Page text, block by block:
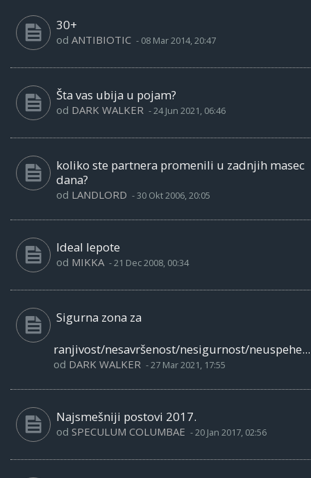
30+
od ANTIBIOTIC - 08 Mar 2014, 20:47
Šta vas ubija u pojam?
od DARK WALKER -24 Jun 2021, 06:46
koliko ste partnera promenili u zadnjih masec
dana?
od LANDLORD -30 Okt 2006, 20:05
Ideal lepote
od MIKKA -21 Dec 2008, 00:34
Sigurna zona za
ranjivost/nesavršenost/nesigurnost/neuspehe...
od DARK WALKER -27 Mar 2021, 17:55
Najsmešniji postovi 2017.
od SPECULUM COLUMBAE -20 Jan 2017, 02:56